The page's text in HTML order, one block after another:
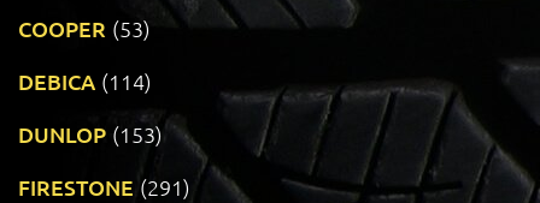
COOPER (53)
DEBICA (114)
DUNLOP (153)
FIRESTONE (291)